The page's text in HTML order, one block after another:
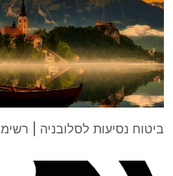
ביטוח נסיעות לסלובניה |